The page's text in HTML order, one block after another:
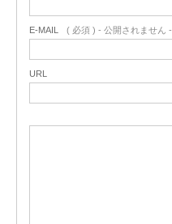
E-MAIL ( 必須 ) - 公開されません -
URL